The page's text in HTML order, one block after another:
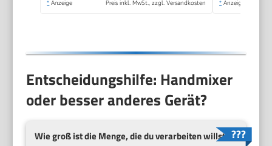
* Anzeige Preis inkl. MwSt., zzgl. Versandkosten * Anzeige
Entscheidungshilfe: Handmixer
oder besser anderes Gerät?
Wie groß ist die Menge, die du verarbeiten willst?